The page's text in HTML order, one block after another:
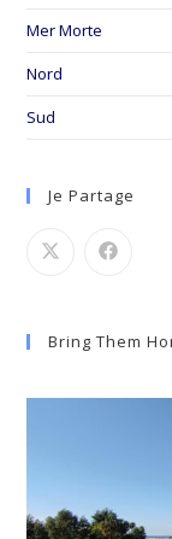
Mer Morte
Nord
Sud
Je Partage
Bring Them